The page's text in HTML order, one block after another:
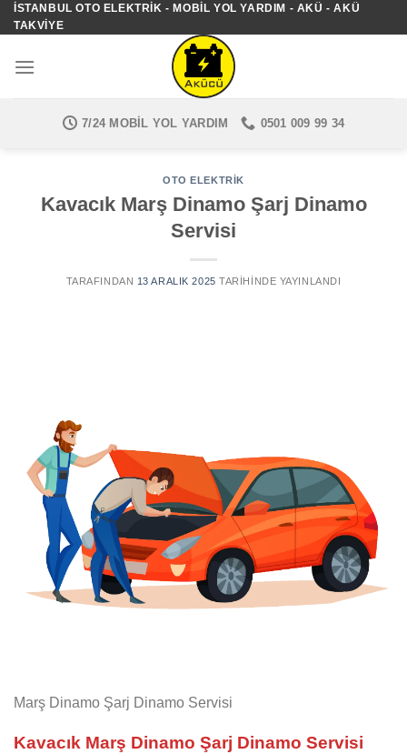
İçeriğe
atla
İSTANBUL OTO ELEKTRIK - MOBIL YOL YARDIM - AKÜ - AKÜ
TAKVIYE
7/24 MOBIL YOL YARDIM 0501 009 99 34
OTO ELEKTRIK
Kavacık Marş Dinamo Şarj Dinamo
Servisi
TARAFINDAN 13 ARALIK 2025 TARIHINDE YAYINLANDI
Marş Dinamo Şarj Dinamo Servisi
Kavacık Marş Dinamo Şarj Dinamo Servisi